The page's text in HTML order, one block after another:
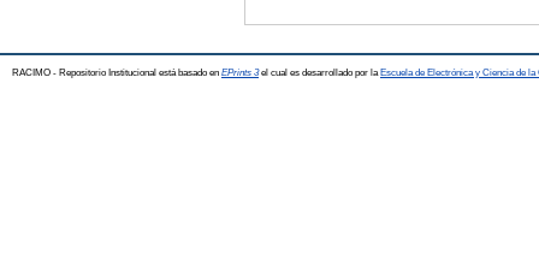
RACIMO - Repositorio Institucional está basado en EPrints 3el cual es desarrollado por la Escuela de Electrónica y Ciencia de la